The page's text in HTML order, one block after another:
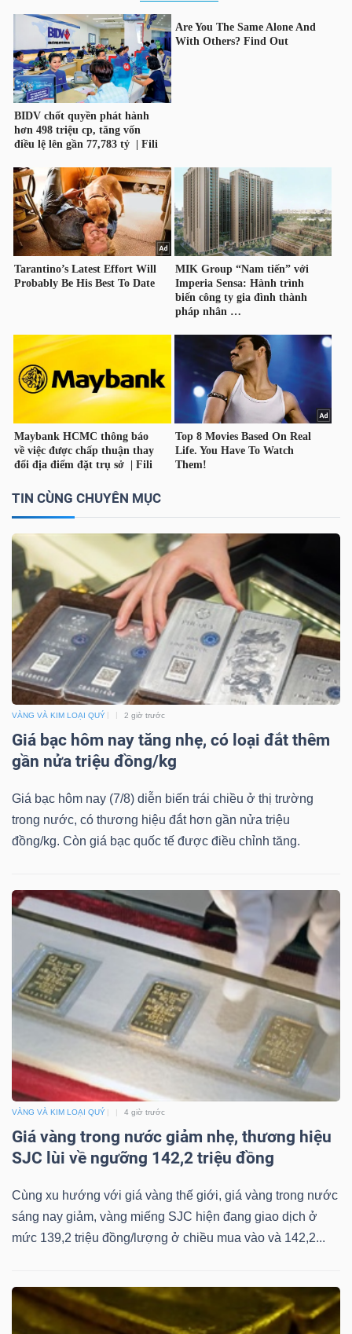
TIN CÙNG CHUYÊN MỤC
VÀNG VÀ KIM LOẠI QUÝ 2 giờ trước
Giá bạc hôm nay tăng nhẹ, có loại đắt thêm
gần nửa triệu đồng/kg
Giá bạc hôm nay (7/8) diễn biến trái chiều ở thị trường
trong nước, có thương hiệu đắt hơn gần nửa triệu
đồng/kg. Còn giá bạc quốc tế được điều chỉnh tăng.
VÀNG VÀ KIM LOẠI QUÝ 4 giờ trước
Giá vàng trong nước giảm nhẹ, thương hiệu
SJC lùi về ngưỡng 142,2 triệu đồng
Cùng xu hướng với giá vàng thế giới, giá vàng trong nước
sáng nay giảm, vàng miếng SJC hiện đang giao dịch ở
mức 139,2 triệu đồng/lượng ở chiều mua vào và 142,2...
TIÊU
DÙNG
THIẾT
YẾU
CHĂM
SÓC
TÀI
CHÍNH
CÔNG
NGHỆ
THÔNG
TIN
DỊCH
TRUYỀN
ÍCH
BẤT
ĐỘNG
SẢN
Mã
chứng
khoán
(-)
Lãnh
đạo
Tất cả Người nội bộ Người liên quan Cổ đông lớn